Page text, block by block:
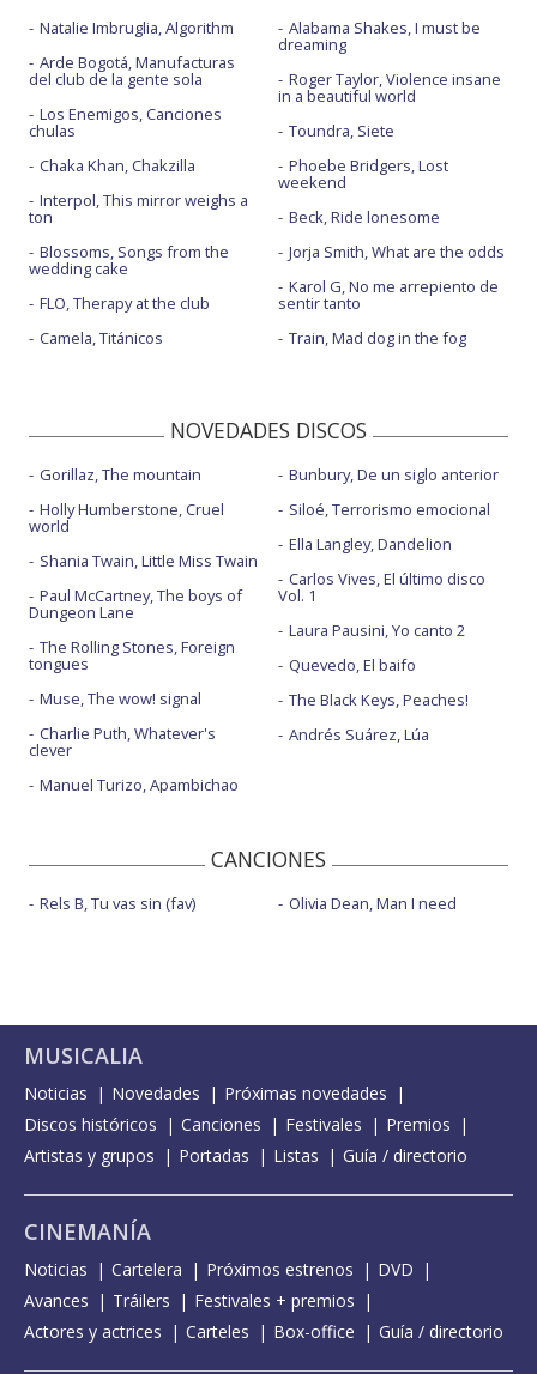
Natalie Imbruglia, Algorithm
Arde Bogotá, Manufacturas
del club de la gente sola
Los Enemigos, Canciones
chulas
Chaka Khan, Chakzilla
Interpol, This mirror weighs a
ton
Blossoms, Songs from the
wedding cake
FLO, Therapy at the club
Camela, Titánicos
Alabama Shakes, I must be
dreaming
Roger Taylor, Violence insane
in a beautiful world
Toundra, Siete
Phoebe Bridgers, Lost
weekend
Beck, Ride lonesome
Jorja Smith, What are the odds
Karol G, No me arrepiento de
sentir tanto
Train, Mad dog in the fog
NOVEDADES DISCOS
Gorillaz, The mountain
Holly Humberstone, Cruel
world
Shania Twain, Little Miss Twain
Paul McCartney, The boys of
Dungeon Lane
The Rolling Stones, Foreign
tongues
Muse, The wow! signal
Charlie Puth, Whatever's
clever
Manuel Turizo, Apambichao
Bunbury, De un siglo anterior
Siloé, Terrorismo emocional
Ella Langley, Dandelion
Carlos Vives, El último disco
Vol. 1
Laura Pausini, Yo canto 2
Quevedo, El baifo
The Black Keys, Peaches!
Andrés Suárez, Lúa
CANCIONES
Rels B, Tu vas sin (fav) Olivia Dean, Man I need
MUSICALIA
Noticias Novedades
Próximas novedades
Discos históricos
Canciones Festivales
Premios
Artistas y grupos
Portadas Listas Guía / directorio
CINEMANÍA
Noticias Cartelera Próximos estrenos
DVD
Avances
Tráilers
Festivales + premios
Actores y actrices
Carteles Box-office Guía / directorio